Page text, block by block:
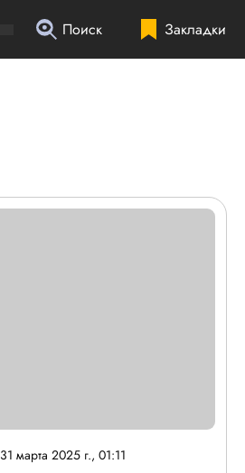
Закладки
Поиск
31 марта 2025 г., 01:11